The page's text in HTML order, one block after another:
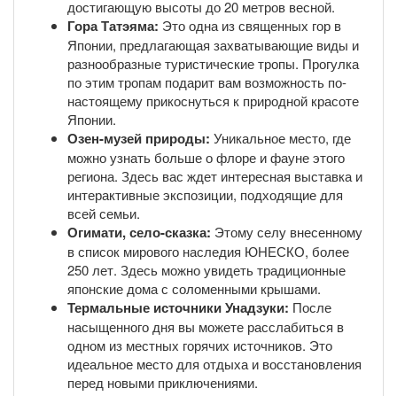
достигающую высоты до 20 метров весной.
Гора Татэяма: Это одна из священных гор в
Японии, предлагающая захватывающие виды и
разнообразные туристические тропы. Прогулка
по этим тропам подарит вам возможность по-
настоящему прикоснуться к природной красоте
Японии.
Озен-музей природы: Уникальное место, где
можно узнать больше о флоре и фауне этого
региона. Здесь вас ждет интересная выставка и
интерактивные экспозиции, подходящие для
всей семьи.
Огимати, село-сказка: Этому селу внесенному
в список мирового наследия ЮНЕСКО, более
250 лет. Здесь можно увидеть традиционные
японские дома с соломенными крышами.
Термальные источники Унадзуки: После
насыщенного дня вы можете расслабиться в
одном из местных горячих источников. Это
идеальное место для отдыха и восстановления
перед новыми приключениями.